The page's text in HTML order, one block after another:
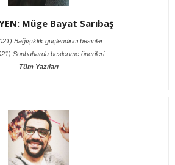
Müge Bayat Sarıbaş
Bağışıklık güçlendirici besinler
Sonbaharda beslenme önerileri
Tüm Yazıları